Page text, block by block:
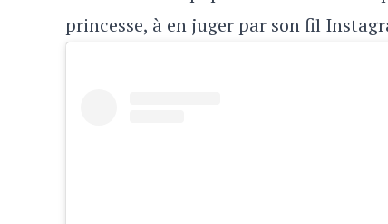
princesse, à en juger par son fil